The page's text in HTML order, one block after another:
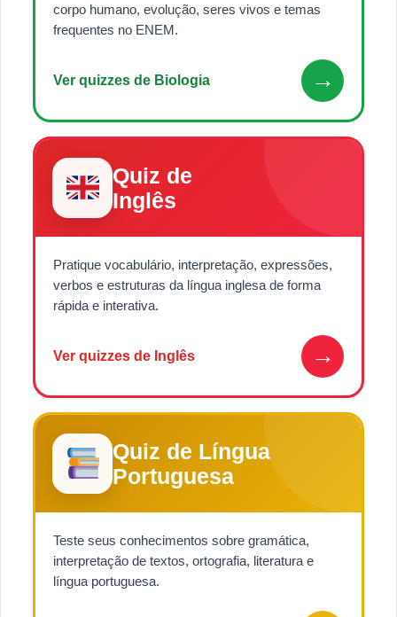
corpo humano, evolução, seres vivos e temas
frequentes no ENEM.
Ver quizzes de Biologia →
Quiz de
Inglês
Pratique vocabulário, interpretação, expressões,
verbos e estruturas da língua inglesa de forma
rápida e interativa.
Ver quizzes de Inglês →
Quiz de Língua
Portuguesa
Teste seus conhecimentos sobre gramática,
interpretação de textos, ortografia, literatura e
língua portuguesa.